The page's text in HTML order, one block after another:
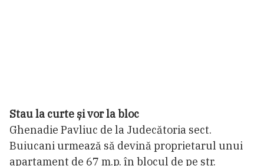
Stau la curte și vor la bloc
Ghenadie Pavliuc de la Judecătoria sect.
Buiucani urmează să devină proprietarul unui
apartament de 67 m.p. în blocul de pe str.